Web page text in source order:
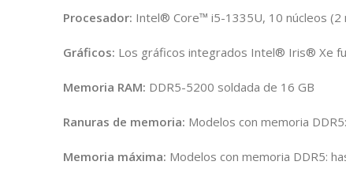
Procesador: Intel® Core™ i5-1335U, 10 núcleos (2
Gráficos: Los gráficos integrados Intel® Iris® Xe
Memoria RAM: DDR5-5200 soldada de 16 GB
Ranuras de memoria: Modelos con memoria
Memoria máxima: Modelos con memoria DDR5: